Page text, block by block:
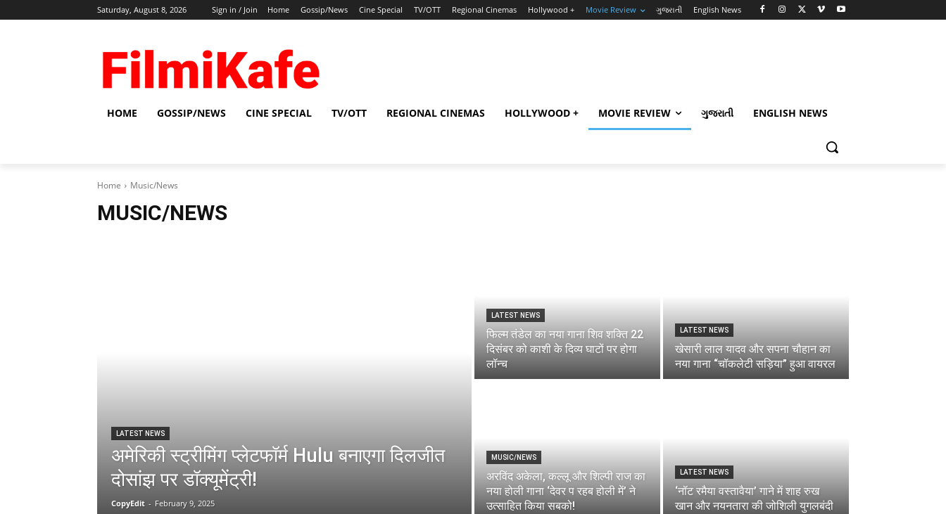
Saturday, August 8, 2026 Sign in / Join Home Gossip/News Cine Special TV/OTT Regional Cinemas Hollywood + Movie Review ગુજરાતી English News
HOME GOSSIP/NEWS CINE SPECIAL TV/OTT REGIONAL CINEMAS HOLLYWOOD + MOVIE REVIEW ગુજરાતી ENGLISH NEWS
Home Music/News
MUSIC/NEWS
LATEST NEWS
अमेरिकी स्ट्रीमिंग प्लेटफॉर्म Hulu बनाएगा दिलजीत
दोसांझ पर डॉक्यूमेंट्री!
CopyEdit - February 9, 2025
LATEST NEWS
फिल्म तंडेल का नया गाना शिव शक्ति 22
दिसंबर को काशी के दिव्य घाटों पर होगा
लॉन्च
LATEST NEWS
खेसारी लाल यादव और सपना चौहान का
नया गाना “चॉकलेटी सड़िया” हुआ वायरल
MUSIC/NEWS
अरविंद अकेला, कल्लू और शिल्पी राज का
नया होली गाना ‘देवर प रहब होली में’ ने
उत्साहित किया सबको!
LATEST NEWS
‘नॉट रमैया वस्तावैया’ गाने में शाह रुख
खान और नयनतारा की जोशिली युगलबंदी